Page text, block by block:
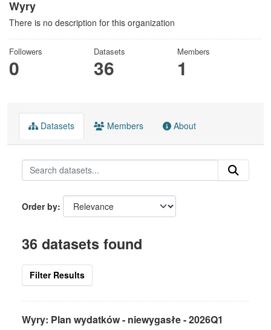
Wyry
There is no description for this organization
Followers
0
Datasets
36
Members
1
Datasets Members About
Order by
36 datasets found
Filter Results
Wyry: Plan wydatków - niewygasłe - 2026Q1